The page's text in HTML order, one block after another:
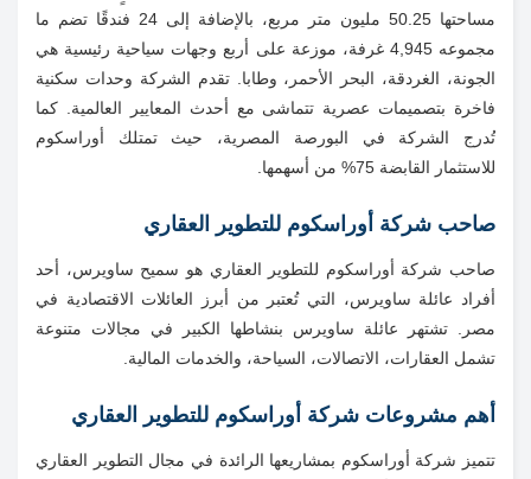
مساحتها 50.25 مليون متر مربع، بالإضافة إلى 24 فندقًا تضم ما
مجموعه 4,945 غرفة، موزعة على أربع وجهات سياحية رئيسية هي
الجونة، الغردقة، البحر الأحمر، وطابا. تقدم الشركة وحدات سكنية
فاخرة بتصميمات عصرية تتماشى مع أحدث المعايير العالمية. كما
تُدرج الشركة في البورصة المصرية، حيث تمتلك أوراسكوم
للاستثمار القابضة 75% من أسهمها.
صاحب شركة أوراسكوم للتطوير العقاري
صاحب شركة أوراسكوم للتطوير العقاري هو سميح ساويرس، أحد
أفراد عائلة ساويرس، التي تُعتبر من أبرز العائلات الاقتصادية في
مصر. تشتهر عائلة ساويرس بنشاطها الكبير في مجالات متنوعة
تشمل العقارات، الاتصالات، السياحة، والخدمات المالية.
أهم مشروعات شركة أوراسكوم للتطوير العقاري
تتميز شركة أوراسكوم بمشاريعها الرائدة في مجال التطوير العقاري